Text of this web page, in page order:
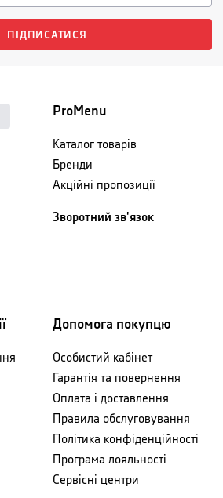
ПІДПИСАТИСЯ
ProMenu
Каталог товарів
Бренди
Акційні пропозиції
Зворотний зв'язок
Допомога покупцю
Особистий кабінет
Гарантія та повернення
Оплата і доставлення
Правила обслуговування
Політика конфіденційності
Програма лояльності
Сервісні центри